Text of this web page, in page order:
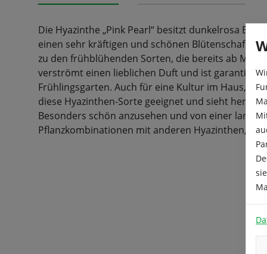
Die Hyazinthe „Pink Pearl“ besitzt dunkelrosa
einen sehr kräftigen und schönen Blütenschaft
zu den frühblühenden Sorten, die bereits ab März
verströmt einen lieblichen Duft und ist garantiert
Frühlingsgarten. Auch für eine Kultur im Haus, ob
diese Hyazinthen-Sorte geeignet und sieht
Besonders schön anzusehen und von einer
Pflanzkombinationen mit anderen Hyazinthen,